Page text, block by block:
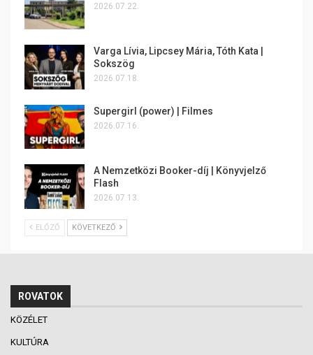
2026.07.22.
Varga Lívia, Lipcsey Mária, Tóth Kata |
Sokszög
2026.07.18.
Supergirl (power) | Filmes
2026.07.16.
A Nemzetközi Booker-díj | Könyvjelző
Flash
2026.07.13.
ELŐZŐ KÖVETKEZŐ
ROVATOK
KÖZÉLET
KULTÚRA